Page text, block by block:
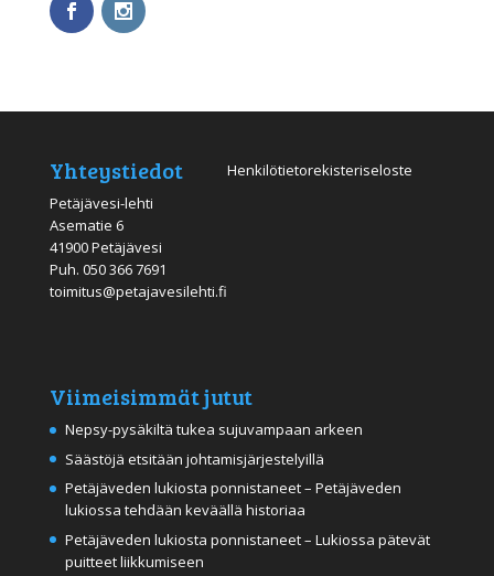
Yhteystiedot
Petäjävesi-lehti
Asematie 6
41900 Petäjävesi
Puh. 050 366 7691
toimitus@petajavesilehti.fi
Henkilötietorekisteriseloste
Viimeisimmät jutut
Nepsy-pysäkiltä tukea sujuvampaan arkeen
Säästöjä etsitään johtamisjärjestelyillä
Petäjäveden lukiosta ponnistaneet – Petäjäveden
lukiossa tehdään keväällä historiaa
Petäjäveden lukiosta ponnistaneet – Lukiossa pätevät
puitteet liikkumiseen